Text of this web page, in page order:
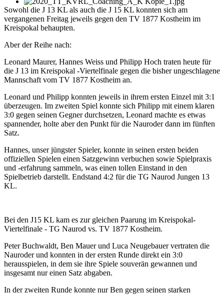
Sowohl die J 13 KL als auch die J 15 KL konnten sich am
vergangenen Freitag jeweils gegen den TV 1877 Kostheim im
Kreispokal behaupten.
Aber der Reihe nach:
Leonard Maurer, Hannes Weiss und Philipp Hoch traten heute für
die J 13 im Kreispokal -Viertelfinale gegen die bisher ungeschlagene
Mannschaft vom TV 1877 Kostheim an.
Leonard und Philipp konnten jeweils in ihrem ersten Einzel mit 3:1
überzeugen. Im zweiten Spiel konnte sich Philipp mit einem klaren
3:0 gegen seinen Gegner durchsetzen, Leonard machte es etwas
spannender, holte aber den Punkt für die Nauroder dann im fünften
Satz.
Hannes, unser jüngster Spieler, konnte in seinen ersten beiden
offiziellen Spielen einen Satzgewinn verbuchen sowie Spielpraxis
und -erfahrung sammeln, was einen tollen Einstand in den
Spielbetrieb darstellt. Endstand 4:2 für die TG Naurod Jungen 13
KL.
Bei den J15 KL kam es zur gleichen Paarung im Kreispokal-
Viertelfinale - TG Naurod vs. TV 1877 Kostheim.
Peter Buchwaldt, Ben Mauer und Luca Neugebauer vertraten die
Nauroder und konnten in der ersten Runde direkt ein 3:0
herausspielen, in dem sie ihre Spiele souverän gewannen und
insgesamt nur einen Satz abgaben.
In der zweiten Runde konnte nur Ben gegen seinen starken